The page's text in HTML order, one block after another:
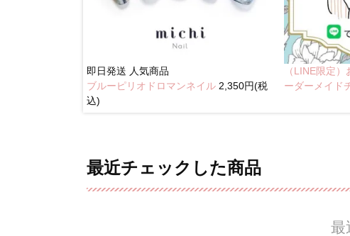
即日発送 人気商品
ブルーピリオドロマンネイル 2,350円(税
込)
（LINE限定
ーダーメイド
最近チェックした商品
最